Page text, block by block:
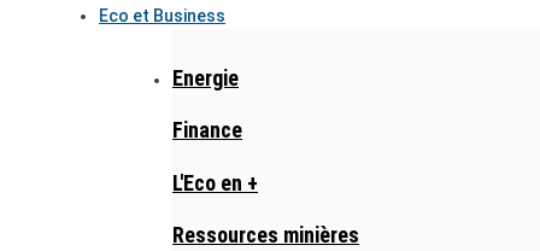
Eco et Business
Energie
Finance
L'Eco en +
Ressources minières